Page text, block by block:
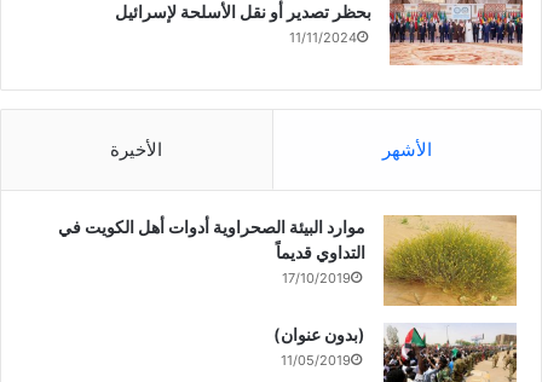
بحظر تصدير أو نقل الأسلحة لإسرائيل
11/11/2024
الأشهر الأخيرة
موارد البيئة الصحراوية أدوات أهل الكويت في
التداوي قديماً
17/10/2019
(بدون عنوان)
11/05/2019